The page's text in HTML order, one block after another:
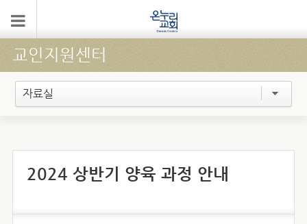
교인지원센터
자료실
2024 상반기 양육 과정 안내